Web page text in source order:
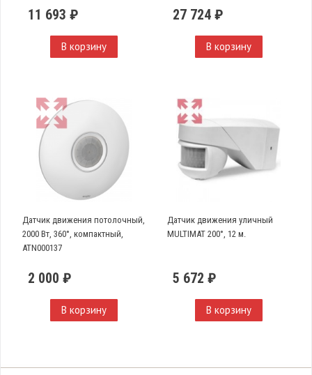
11 693 ₽
В корзину
27 724 ₽
В корзину
Датчик движения потолочный,
2000 Вт, 360°, компактный,
ATN000137
2 000 ₽
В корзину
Датчик движения уличный
MULTIMAT 200°, 12 м.
5 672 ₽
В корзину